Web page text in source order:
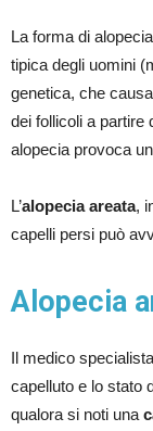
La forma di
tipica degli uomini
genetica, che
dei follicoli a partire
alopecia provoca
L’alopecia areata,
capelli persi può
Alopecia
Il medico
capelluto e lo stato
qualora si noti una